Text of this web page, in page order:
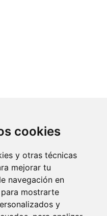
cookies
y otras técnicas
mejorar tu
navegación en
mostrarte
y
abierto